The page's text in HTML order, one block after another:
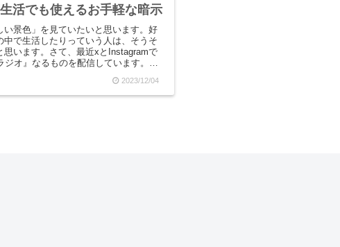
活でも使えるお手軽な暗示
い景色」を見ていたいと思います。好
中で生活したりっていう人は、そうそ
思います。さて、最近xとInstagramで
ジオ』なるものを配信しています。内
2023/12/04